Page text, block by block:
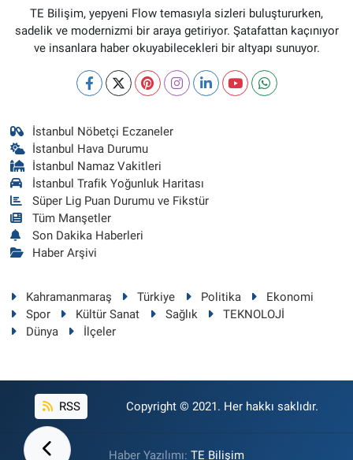
TE Bilişim, yepyeni Flow temasıyla sizleri buluştururken,
sadelik ve modernizmi bir araya getiriyor. Şatafattan kaçınıyor
ve insanlara haber okuyabilecekleri bir altyapı sunuyor.
İstanbul Nöbetçi Eczaneler
İstanbul Hava Durumu
İstanbul Namaz Vakitleri
İstanbul Trafik Yoğunluk Haritası
Süper Lig Puan Durumu ve Fikstür
Tüm Manşetler
Son Dakika Haberleri
Haber Arşivi
Kahramanmaraş Türkiye Politika
Ekonomi
Spor
Kültür Sanat Sağlık
TEKNOLOJİ
Dünya
İlçeler
RSS Copyright © 2021. Her hakkı saklıdır.
Haber Yazılımı: TE Bilişim